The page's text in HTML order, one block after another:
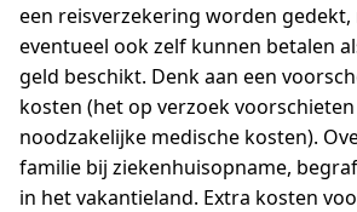
een reisverzekering worden gedekt,
eventueel ook zelf kunnen betalen
geld beschikt. Denk aan een
kosten (het op verzoek voorschieten
noodzakelijke medische kosten).
familie bij ziekenhuisopname,
in het vakantieland. Extra kosten